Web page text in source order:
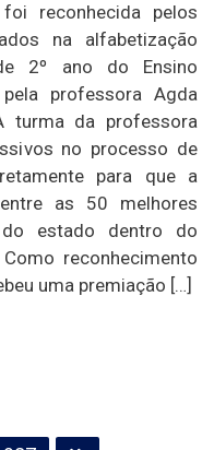
reconhecida pelos
na alfabetização
2º ano do Ensino
pela professora Agda
turma da professora
no processo de
para que a
as 50 melhores
do estado dentro do
reconhecimento
uma premiação […]